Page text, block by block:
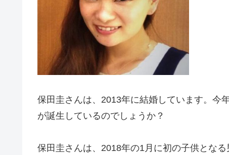
保田圭さんは、2013年に結婚しています。今
が誕生しているのでしょうか？
保田圭さんは、2018年の1月に初の子供となる